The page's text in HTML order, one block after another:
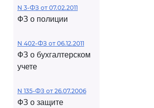
N 3-ФЗ от 07.02.2011
ФЗ о полиции
N 402-ФЗ от 06.12.2011
ФЗ о бухгалтерском
учете
N 135-ФЗ от 26.07.2006
ФЗ о защите